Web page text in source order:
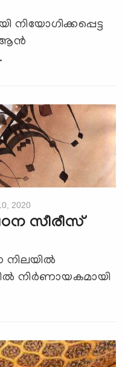
2020
സീരീസ്
നിലയില്‍
നിര്‍ണായകമായി